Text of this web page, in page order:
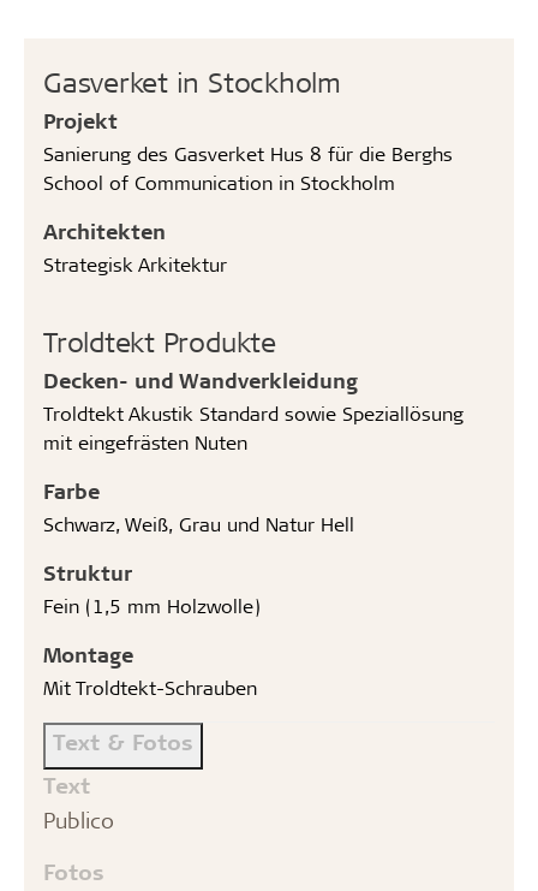
Gasverket in Stockholm
Projekt
Sanierung des Gasverket Hus 8 für die Berghs
School of Communication in Stockholm
Architekten
Strategisk Arkitektur
Troldtekt Produkte
Decken- und Wandverkleidung
Troldtekt Akustik Standard sowie Speziallösung
mit eingefrästen Nuten
Farbe
Schwarz, Weiß, Grau und Natur Hell
Struktur
Fein (1,5 mm Holzwolle)
Montage
Mit Troldtekt-Schrauben
Text & Fotos
Text
Publico
Fotos